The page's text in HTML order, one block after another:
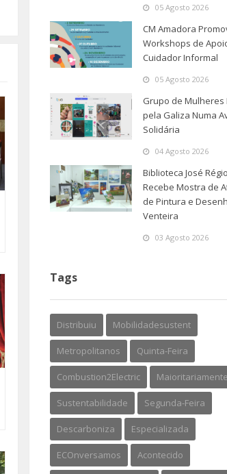
05 Agosto 2026
CM Amadora
Workshops de
Cuidador Informal
05 Agosto 2026
Grupo de Mulheres
pela Galiza Numa
Solidária
04 Agosto 2026
Biblioteca José Régio
Recebe Mostra de
de Pintura e
Venteira
03 Agosto 2026
Tags
Distribuiu Mobilidadesustent
Metropolitanos Quinta-Feira
Combustion2Electric Maioritariamente
Sustentabilidade Segunda-Feira
Descarboniza Especializada
ECOnversamos Acontecido